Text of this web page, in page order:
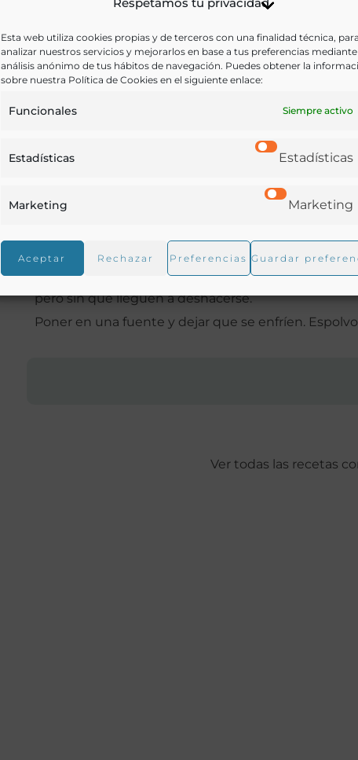
Esta web utiliza cookies propias y de terceros con una finalidad técnica, para
analizar nuestros servicios y mejorarlos en base a tus preferencias
análisis anónimo de tus hábitos de navegación. Puedes obtener la
sobre nuestra Política de Cookies en el siguiente enlace:
Funcionales Siempre activo
Estadísticas Estadísticas
Marketing Marketing
Aceptar Rechazar Preferencias Guardar
Pelar las castañas y quitar la película que las
puede dar un hervor.
Poner a cocer de nuevo, ahora bien limpias, en
Poner con la leche ya caliente, de nuevo al fuego,
pero sin que lleguen a deshacerse.
Poner en una fuente y dejar que se enfríen.
Ver todas las recetas